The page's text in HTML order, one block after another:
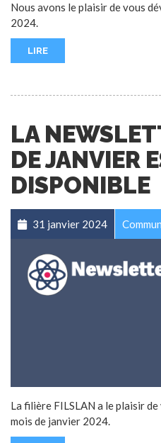
Nous avons le plaisir de vous
2024.
LIRE
LA
DE JANVIER
DISPONIBLE
31 janvier 2024
La filière FILSLAN a le plaisir
mois de janvier 2024.